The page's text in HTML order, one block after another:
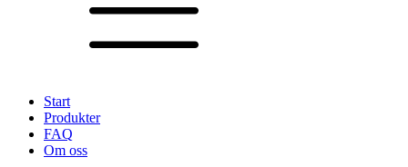
Start
Produkter
FAQ
Om oss